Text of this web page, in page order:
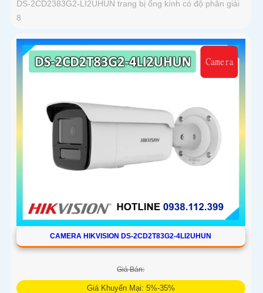
DS-2CD2383G2-LI2UHUN trang bị ống kính có độ phân giải
8
CAMERA HIKVISION DS-2CD2T83G2-4LI2UHUN
Giá Bán:
Giá Khuyến Mại: 5%-35%